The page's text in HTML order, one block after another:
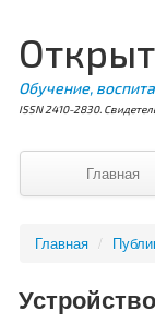
Обучение,
ISSN 2410-2830.
Главная
Главная /